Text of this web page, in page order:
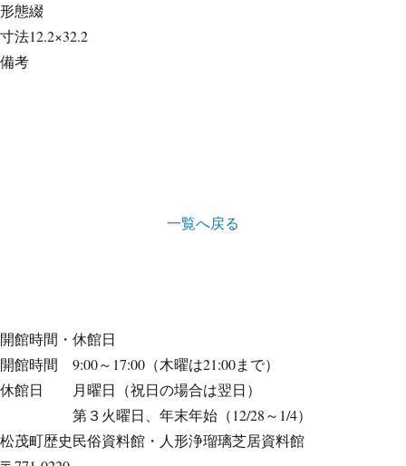
形態綴
寸法12.2×32.2
備考
一覧へ戻る
開館時間・休館日
開館時間 9:00～17:00（木曜は21:00まで）
休館日 月曜日（祝日の場合は翌日）
第３火曜日、年末年始（12/28～1/4）
松茂町歴史民俗資料館・人形浄瑠璃芝居資料館